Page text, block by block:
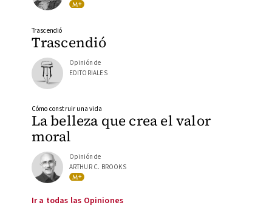
Trascendió
Trascendió
Opinión de
EDITORIALES
La belleza que crea el valor
moral
Cómo construir una vida
Opinión de
ARTHUR C. BROOKS
Ir a todas las Opiniones